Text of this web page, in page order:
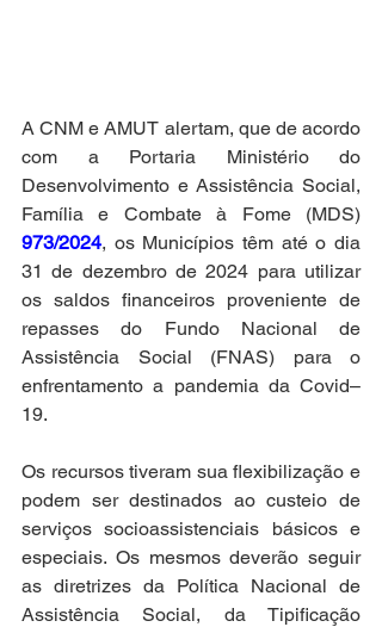
A CNM e AMUT alertam, que de acordo
com a Portaria Ministério do
Desenvolvimento e Assistência Social,
973/2024, os Municípios têm até o dia
31 de dezembro de 2024 para utilizar
os saldos financeiros proveniente de
repasses do Fundo Nacional de
Assistência Social (FNAS) para o
enfrentamento a pandemia da Covid–
19.
Os recursos tiveram sua flexibilização e
podem ser destinados ao custeio de
serviços socioassistenciais básicos e
especiais. Os mesmos deverão seguir
as diretrizes da Política Nacional de
Assistência Social, da Tipificação